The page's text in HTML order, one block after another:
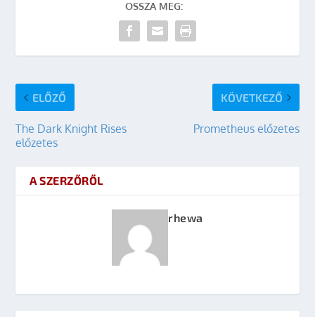
OSSZA MEG:
ELŐZŐ
The Dark Knight Rises
előzetes
KÖVETKEZŐ
Prometheus előzetes
A SZERZŐRŐL
rhewa